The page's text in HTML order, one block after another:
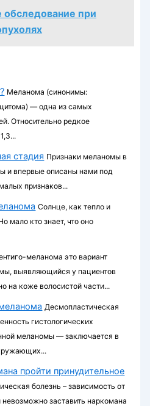
обследование при
Меланома (синонимы:
— одна из самых
Относительно редкое
стадия Признаки меланомы в
и впервые описаны нами под
признаков...
Солнце, как тепло и
мало кто знает, что оно
меланома это вариант
выявляющийся у пациентов
на коже волосистой части...
Десмопластическая
гистологических
меланомы — заключается в
пройти принудительное
болезнь – зависимость от
заставить наркомана